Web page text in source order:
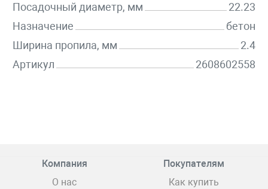
Посадочный диаметр, мм
22.23
Назначение
бетон
Ширина пропила, мм
2.4
Артикул
2608602558
Компания
О нас
Покупателям
Как купить